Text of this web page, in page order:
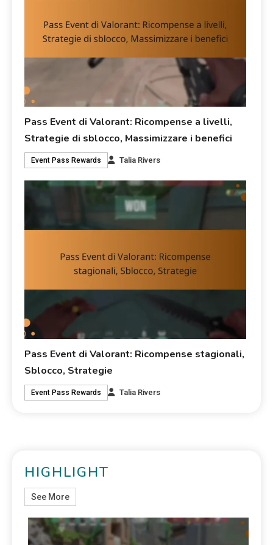
Pass Event di Valorant: Ricompense a livelli,
Strategie di sblocco, Massimizzare i benefici
Event Pass Rewards Talia Rivers
Pass Event di Valorant: Ricompense stagionali,
Sblocco, Strategie
Event Pass Rewards Talia Rivers
HIGHLIGHT
See More